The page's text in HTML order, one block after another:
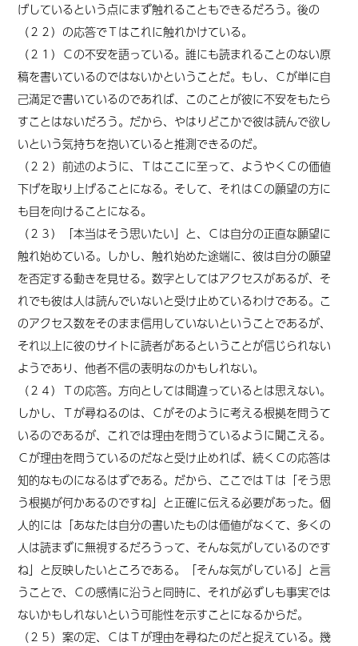
げしているという点にまず触れることもできるだろう。後の
（２２）の応答でＴはこれに触れかけている。
（２１）Ｃの不安を語っている。誰にも読まれることのない原
稿を書いているのではないかということだ。もし、Ｃが単に自
己満足で書いているのであれば、このことが彼に不安をもたら
すことはないだろう。だから、やはりどこかで彼は読んで欲し
いという気持ちを抱いていると推測できるのだ。
（２２）前述のように、Ｔはここに至って、ようやくＣの価値
下げを取り上げることになる。そして、それはＣの願望の方に
も目を向けることになる。
（２３）「本当はそう思いたい」と、Ｃは自分の正直な願望に
触れ始めている。しかし、触れ始めた途端に、彼は自分の願望
を否定する動きを見せる。数字としてはアクセスがあるが、そ
れでも彼は人は読んでいないと受け止めているわけである。こ
のアクセス数をそのまま信用していないということであるが、
それ以上に彼のサイトに読者があるということが信じられない
ようであり、他者不信の表明なのかもしれない。
（２４）Ｔの応答。方向としては間違っているとは思えない。
しかし、Ｔが尋ねるのは、Ｃがそのように考える根拠を問うて
いるのであるが、これでは理由を問うているように聞こえる。
Ｃが理由を問うているのだなと受け止めれば、続くＣの応答は
知的なものになるはずである。だから、ここではＴは「そう思
う根拠が何かあるのですね」と正確に伝える必要があった。個
人的には「あなたは自分の書いたものは価値がなくて、多くの
人は読まずに無視するだろうって、そんな気がしているのです
ね」と反映したいところである。「そんな気がしている」と言
うことで、Ｃの感情に沿うと同時に、それが必ずしも事実では
ないかもしれないという可能性を示すことになるからだ。
（２５）案の定、ＣはＴが理由を尋ねたのだと捉えている。幾